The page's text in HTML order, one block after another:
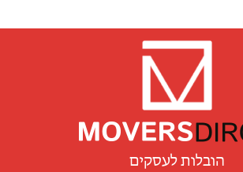
הובלות לעסקים